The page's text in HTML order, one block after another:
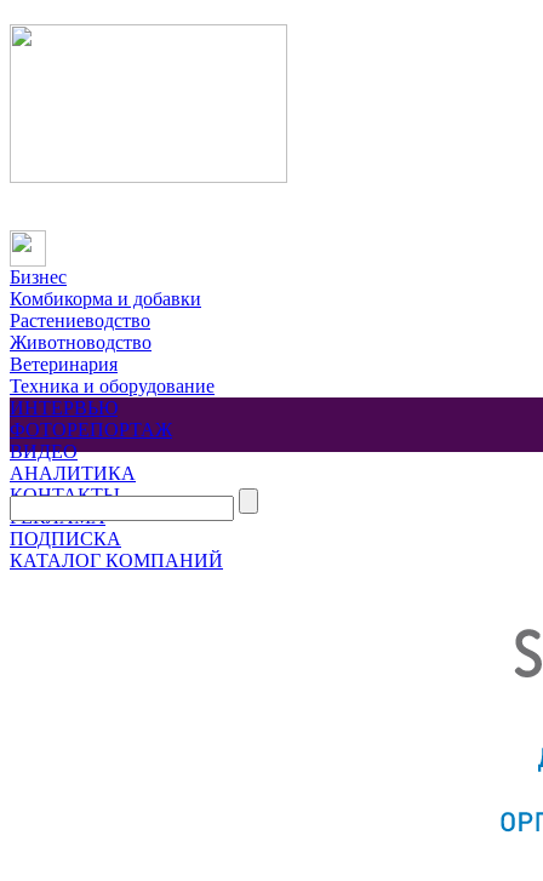
Бизнес
Комбикорма и добавки
Растениеводство
Животноводство
Ветеринария
Техника и оборудование
ИНТЕРВЬЮ
ФОТОРЕПОРТАЖ
ВИДЕО
АНАЛИТИКА
КОНТАКТЫ
РЕКЛАМА
ПОДПИСКА
КАТАЛОГ КОМПАНИЙ